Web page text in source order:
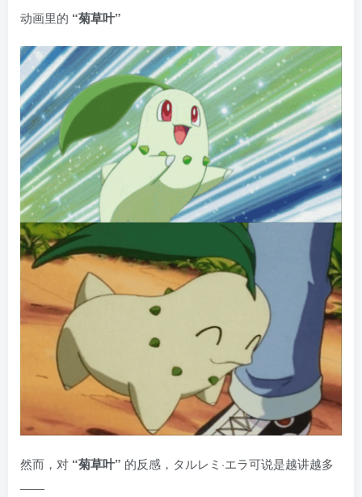
动画里的 “菊草叶”
然而，对 “菊草叶” 的反感，タルレミ·エラ可说是越讲越多
——